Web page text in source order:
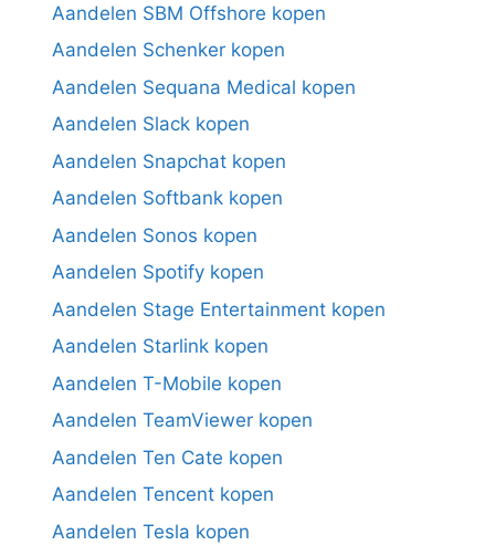
Aandelen SBM Offshore kopen
Aandelen Schenker kopen
Aandelen Sequana Medical kopen
Aandelen Slack kopen
Aandelen Snapchat kopen
Aandelen Softbank kopen
Aandelen Sonos kopen
Aandelen Spotify kopen
Aandelen Stage Entertainment kopen
Aandelen Starlink kopen
Aandelen T-Mobile kopen
Aandelen TeamViewer kopen
Aandelen Ten Cate kopen
Aandelen Tencent kopen
Aandelen Tesla kopen